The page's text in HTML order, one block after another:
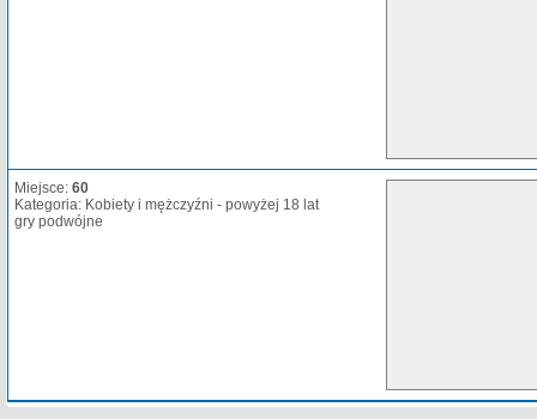
Miejsce: 60
Kategoria: Kobiety i mężczyźni - powyżej 18 lat
gry podwójne